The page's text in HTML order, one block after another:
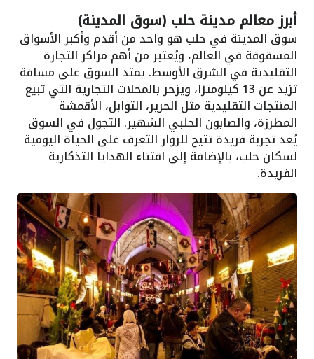
أبرز معالم مدينة حلب (سوق المدينة)
سوق المدينة في حلب هو واحد من أقدم وأكبر الأسواق
المسقوفة في العالم، ويُعتبر من أهم مراكز التجارة
التقليدية في الشرق الأوسط. يمتد السوق على مسافة
تزيد عن 13 كيلومترًا، ويزخر بالمحلات التجارية التي تبيع
المنتجات التقليدية مثل الحرير، التوابل، الأقمشة
المطرزة، والصابون الحلبي الشهير. التجول في السوق
يُعد تجربة فريدة تتيح للزوار التعرف على الحياة اليومية
لسكان حلب، بالإضافة إلى اقتناء الهدايا التذكارية
الفريدة.